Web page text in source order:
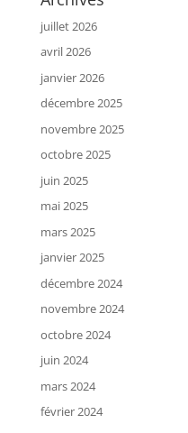
juillet 2026
avril 2026
janvier 2026
décembre 2025
novembre 2025
octobre 2025
juin 2025
mai 2025
mars 2025
janvier 2025
décembre 2024
novembre 2024
octobre 2024
juin 2024
mars 2024
février 2024